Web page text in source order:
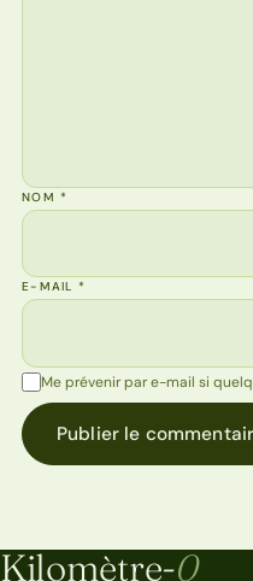
NOM*
E-MAIL*
Me prévenir par e-mail si
Publier le
Kilomètre-0
Kilomètre-0